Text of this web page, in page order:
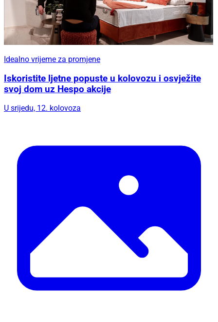
Idealno vrijeme za promjene
Iskoristite ljetne popuste u kolovozu i osvježite
svoj dom uz Hespo akcije
U srijedu, 12. kolovoza